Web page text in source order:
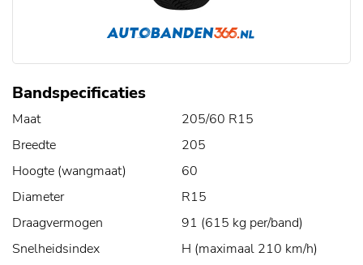
Bandspecificaties
Maat
205/60 R15
Breedte
205
Hoogte (wangmaat)
60
Diameter
R15
Draagvermogen
91 (615 kg per/band)
Snelheidsindex
H (maximaal 210 km/h)